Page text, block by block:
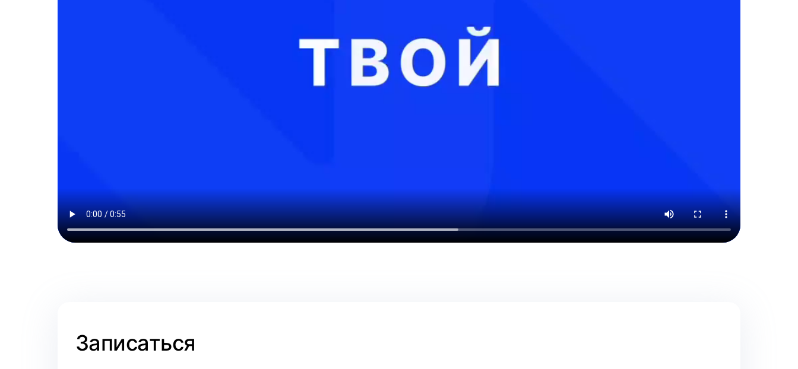
Записаться